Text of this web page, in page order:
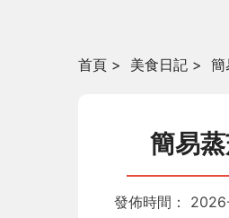
首頁 > 美食日記 > 簡
簡易
發佈時間：